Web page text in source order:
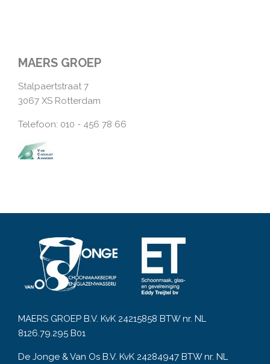
MAERS GROEP
Stalpaertstraat 7
3067 XS Rotterdam
Telefoon: 010 - 456 78 66
MAERS GROEP B.V. KvK 24215858 BTW nr. NL
8126.79.295 B01
De Jonge & Van Os B.V. KvK 24284947 BTW nr. NL